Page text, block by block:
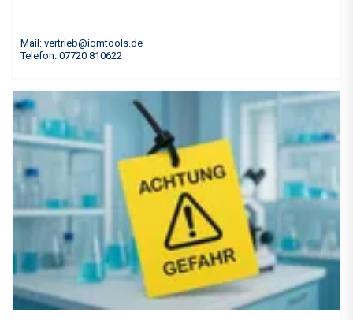
Mail: vertrieb@iqmtools.de
Telefon: 07720 810622